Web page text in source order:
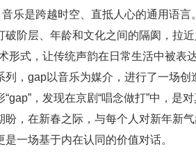
乐是跨越时空、直抵人心的通用语
破阶层、年龄和⽂化之间的隔阂，拉
形式，让传统声韵在日常生活中被表
列，gap以音乐为媒介，进行了一场创
，发现在京剧“唱念做打”中，是
盼，在新春之际，与每个人对新年新
一场基于内在认同的价值对话。